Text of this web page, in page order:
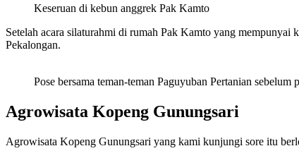
Keseruan di kebun anggrek Pak Kamto
Setelah acara silaturahmi di rumah Pak Kamto yang mempunyai
Pekalongan.
Pose bersama teman-teman Paguyuban Pertanian
Agrowisata Kopeng Gunungsari
Agrowisata Kopeng Gunungsari yang kami kunjungi sore itu